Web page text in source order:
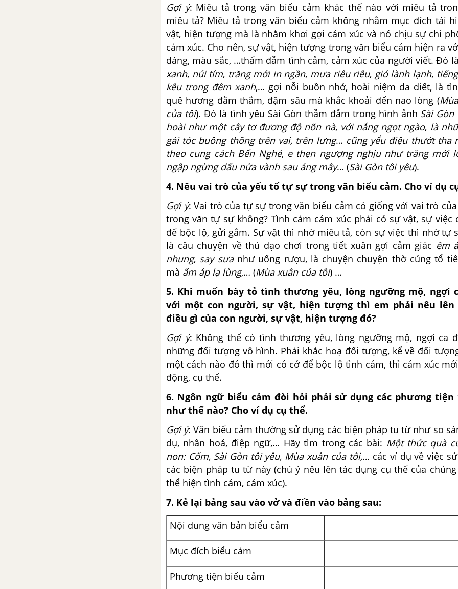
Gợi ý: Miêu tả trong văn biểu cảm khác thế nào với miêu tả
miêu tả? Miêu tả trong văn biểu cảm không nhằm mục đích tái
vật, hiện tượng mà là nhằm khơi gợi cảm xúc và nó chịu sự chi
cảm xúc. Cho nên, sự vật, hiện tượng trong văn biểu cảm hiện ra
dáng, màu sắc, …thấm đẫm tình cảm, cảm xúc của người viết. Đó là
xanh, núi tím, trăng mới in ngần, mưa riêu riêu, gió lành lạnh,
kêu trong đêm xanh,… gợi nỗi buồn nhớ, hoài niệm da diết, là
quê hương đằm thắm, đậm sâu mà khắc khoải đến nao lòng (
của tôi). Đó là tình yêu Sài Gòn thẫm đẫm trong hình ảnh Sài
hoài như một cây tơ đương độ nõn nà, với nắng ngọt ngào, là
gái tóc buông thõng trên vai, trên lưng… cũng yểu điệu thướt tha
theo cung cách Bến Nghé, e thẹn ngượng nghịu như trăng mới
ngập ngừng dấu nửa vành sau áng mây… (Sài Gòn tôi yêu).
4. Nêu vai trò của yếu tố tự sự trong văn biểu cảm. Cho ví dụ
Gợi ý: Vai trò của tự sự trong văn biểu cảm có giống với vai trò
trong văn tự sự không? Tình cảm cảm xúc phải có sự vật, sự việc
để bộc lộ, gửi gắm. Sự vật thì nhờ miêu tả, còn sự việc thì nhờ tự
là câu chuyện về thú dạo chơi trong tiết xuân gợi cảm giác êm
nhung, say sưanhư uống rượu, là chuyện chuyện thờ cúng tổ
mà ấm áp lạ lùng,… (Mùa xuân của tôi) …
5. Khi muốn bày tỏ tình thương yêu, lòng ngưỡng mộ, ngợi
với một con người, sự vật, hiện tượng thì em phải nêu lên
điều gì của con người, sự vật, hiện tượng đó?
Gợi ý: Không thể có tình thương yêu, lòng ngưỡng mộ, ngợi ca
những đối tượng vô hình. Phải khắc hoạ đối tượng, kể về đối
một cách nào đó thì mới có cớ để bộc lộ tình cảm, thì cảm xúc
động, cụ thể.
6. Ngôn ngữ biểu cảm đòi hỏi phải sử dụng các phương
như thế nào? Cho ví dụ cụ thể.
Gợi ý: Văn biểu cảm thường sử dụng các biện pháp tu từ như so
dụ, nhân hoá, điệp ngữ,… Hãy tìm trong các bài: Một thức quà
non: Cốm, Sài Gòn tôi yêu, Mùa xuân của tôi,… các ví dụ về việc
các biện pháp tu từ này (chú ý nêu lên tác dụng cụ thể của
thể hiện tình cảm, cảm xúc).
7. Kẻ lại bảng sau vào vở và điền vào bảng sau:
Nội dung văn bản biểu cảm
Mục đích biểu cảm
Phương tiện biểu cảm